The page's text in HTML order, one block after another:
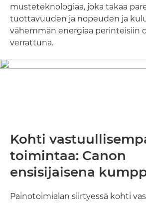
musteteknologiaa, joka takaa
tuottavuuden ja nopeuden ja
vähemmän energiaa perinteisiin
verrattuna.
Kohti
toimintaa: Canon
ensisijaisena
Painotoimialan siirtyessä kohti